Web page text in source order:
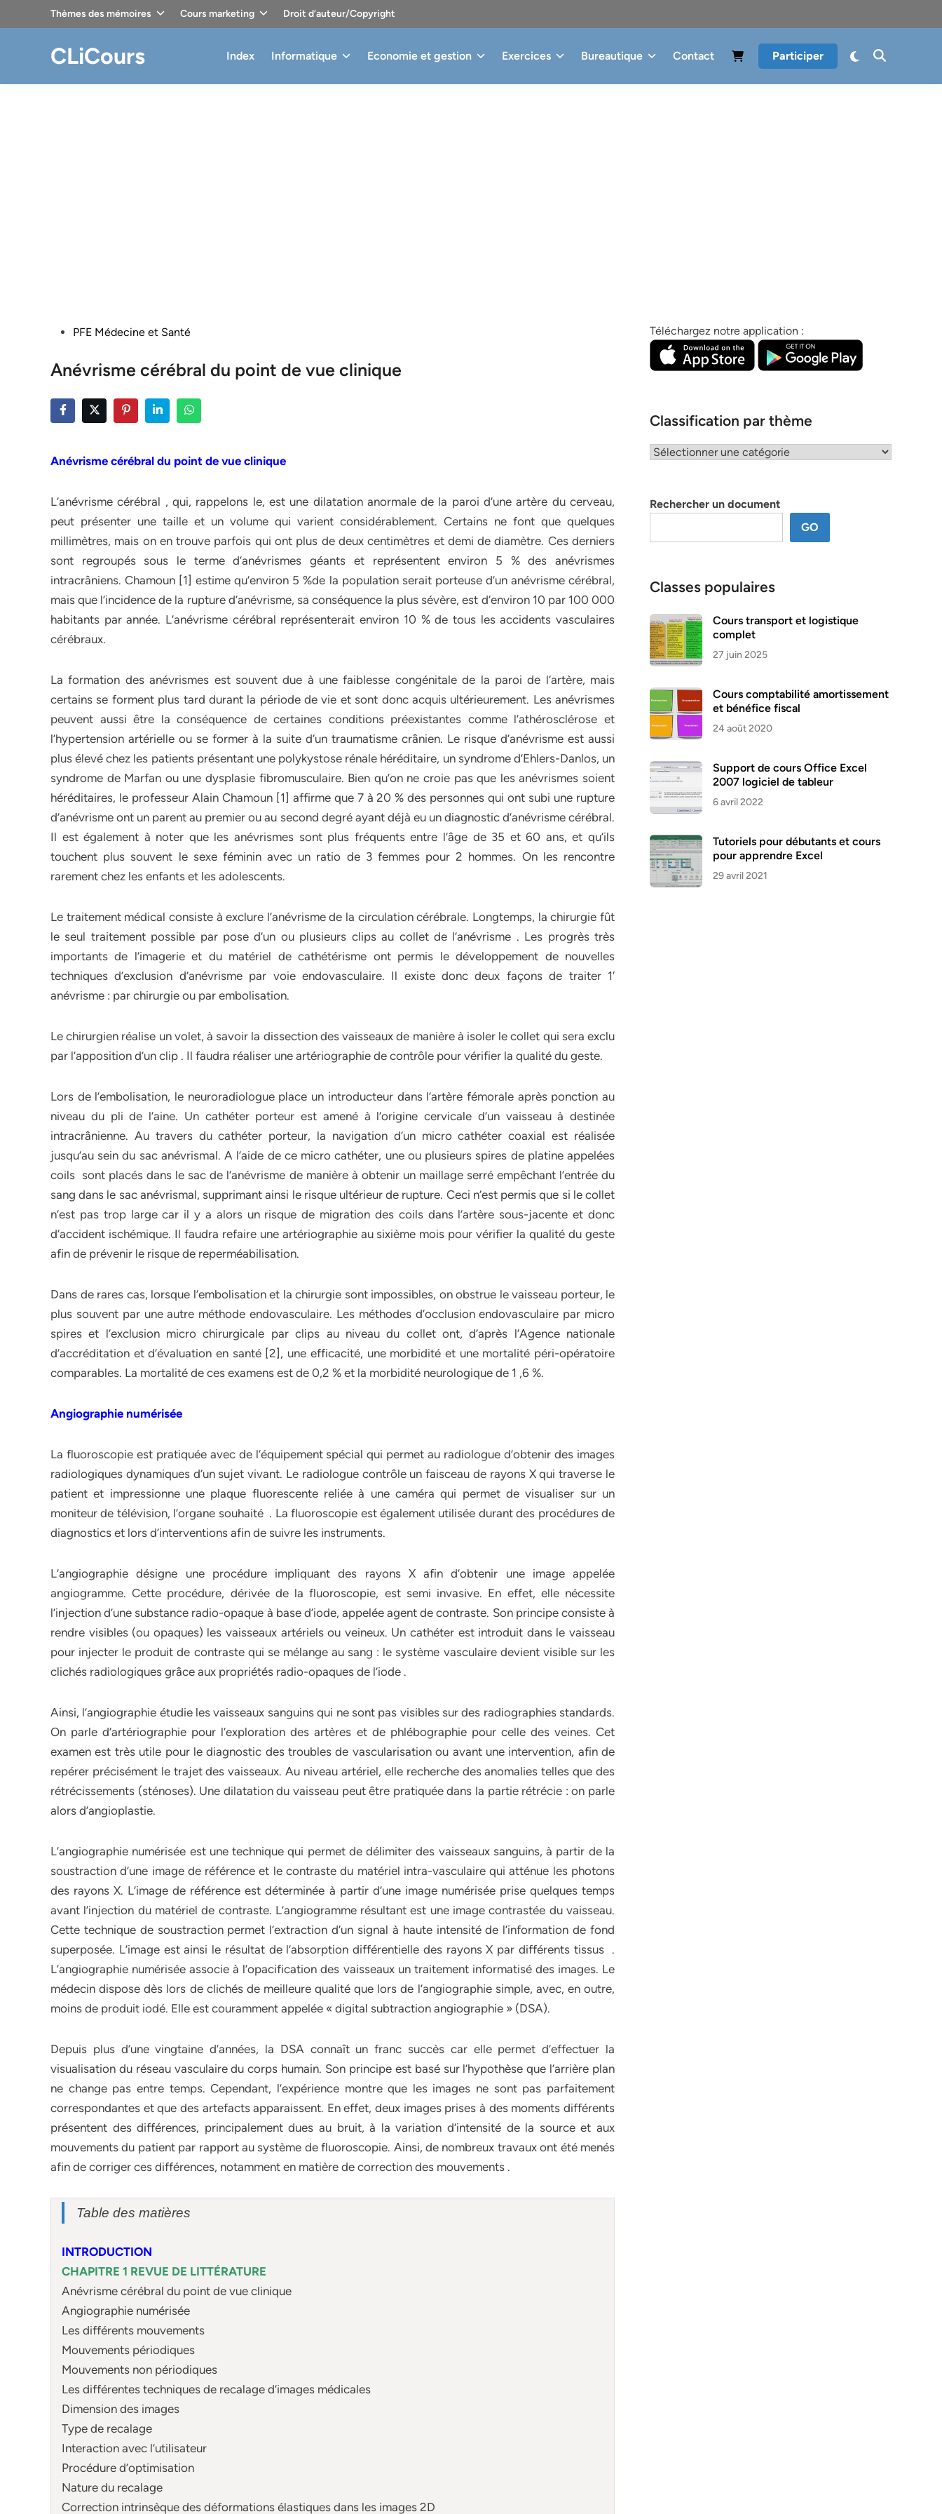
Thèmes des mémoires Cours marketing Droit d’auteur/Copyright
CLiCours Index Informatique Economie et gestion Exercices Bureautique Contact Participer
PostedPFE Médecine et Santé
Anévrisme cérébral du point de vue clinique
Anévrisme cérébral du point de vue clinique
L’anévrisme cérébral , qui, rappelons le, est une dilatation anormale de la paroi d’une artère du cerveau,
peut présenter une taille et un volume qui varient considérablement. Certains ne font que quelques
millimètres, mais on en trouve parfois qui ont plus de deux centimètres et demi de diamètre. Ces derniers
sont regroupés sous le terme d’anévrismes géants et représentent environ 5 % des anévrismes
intracrâniens. Chamoun [1] estime qu’environ 5 %de la population serait porteuse d’un anévrisme cérébral,
mais que l’incidence de la rupture d’anévrisme, sa conséquence la plus sévère, est d’environ 10 par 100 000
habitants par année. L’anévrisme cérébral représenterait environ 10 % de tous les accidents vasculaires
cérébraux.
La formation des anévrismes est souvent due à une faiblesse congénitale de la paroi de l’artère, mais
certains se forment plus tard durant la période de vie et sont donc acquis ultérieurement. Les anévrismes
peuvent aussi être la conséquence de certaines conditions préexistantes comme l’athérosclérose et
l’hypertension artérielle ou se former à la suite d’un traumatisme crânien. Le risque d’anévrisme est aussi
plus élevé chez les patients présentant une polykystose rénale héréditaire, un syndrome d’Ehlers-Danlos, un
syndrome de Marfan ou une dysplasie fibromusculaire. Bien qu’on ne croie pas que les anévrismes soient
héréditaires, le professeur Alain Chamoun [1] affirme que 7 à 20 % des personnes qui ont subi une rupture
d’anévrisme ont un parent au premier ou au second degré ayant déjà eu un diagnostic d’anévrisme cérébral.
Il est également à noter que les anévrismes sont plus fréquents entre l’âge de 35 et 60 ans, et qu’ils
touchent plus souvent le sexe féminin avec un ratio de 3 femmes pour 2 hommes. On les rencontre
rarement chez les enfants et les adolescents.
Le traitement médical consiste à exclure l’anévrisme de la circulation cérébrale. Longtemps, la chirurgie fût
le seul traitement possible par pose d’un ou plusieurs clips au collet de l’anévrisme . Les progrès très
importants de l’imagerie et du matériel de cathétérisme ont permis le développement de nouvelles
techniques d’exclusion d’anévrisme par voie endovasculaire. Il existe donc deux façons de traiter 1′
anévrisme : par chirurgie ou par embolisation.
Le chirurgien réalise un volet, à savoir la dissection des vaisseaux de manière à isoler le collet qui sera exclu
par l’apposition d’un clip . Il faudra réaliser une artériographie de contrôle pour vérifier la qualité du geste.
Lors de l’embolisation, le neuroradiologue place un introducteur dans l’artère fémorale après ponction au
niveau du pli de l’aine. Un cathéter porteur est amené à l’origine cervicale d’un vaisseau à destinée
intracrânienne. Au travers du cathéter porteur, la navigation d’un micro cathéter coaxial est réalisée
jusqu’au sein du sac anévrismal. A l’aide de ce micro cathéter, une ou plusieurs spires de platine appelées
coils sont placés dans le sac de l’anévrisme de manière à obtenir un maillage serré empêchant l’entrée du
sang dans le sac anévrismal, supprimant ainsi le risque ultérieur de rupture. Ceci n’est permis que si le collet
n’est pas trop large car il y a alors un risque de migration des coils dans l’artère sous-jacente et donc
d’accident ischémique. Il faudra refaire une artériographie au sixième mois pour vérifier la qualité du geste
afin de prévenir le risque de reperméabilisation.
Dans de rares cas, lorsque l’embolisation et la chirurgie sont impossibles, on obstrue le vaisseau porteur, le
plus souvent par une autre méthode endovasculaire. Les méthodes d’occlusion endovasculaire par micro
spires et l’exclusion micro chirurgicale par clips au niveau du collet ont, d’après l’Agence nationale
d’accréditation et d’évaluation en santé [2], une efficacité, une morbidité et une mortalité péri-opératoire
comparables. La mortalité de ces examens est de 0,2 % et la morbidité neurologique de 1 ,6 %.
Angiographie numérisée
La fluoroscopie est pratiquée avec de l’équipement spécial qui permet au radiologue d’obtenir des images
radiologiques dynamiques d’un sujet vivant. Le radiologue contrôle un faisceau de rayons X qui traverse le
patient et impressionne une plaque fluorescente reliée à une caméra qui permet de visualiser sur un
moniteur de télévision, l’organe souhaité . La fluoroscopie est également utilisée durant des procédures de
diagnostics et lors d’interventions afin de suivre les instruments.
L’angiographie désigne une procédure impliquant des rayons X afin d’obtenir une image appelée
angiogramme. Cette procédure, dérivée de la fluoroscopie, est semi invasive. En effet, elle nécessite
l’injection d’une substance radio-opaque à base d’iode, appelée agent de contraste. Son principe consiste à
rendre visibles (ou opaques) les vaisseaux artériels ou veineux. Un cathéter est introduit dans le vaisseau
pour injecter le produit de contraste qui se mélange au sang : le système vasculaire devient visible sur les
clichés radiologiques grâce aux propriétés radio-opaques de l’iode .
Ainsi, l’angiographie étudie les vaisseaux sanguins qui ne sont pas visibles sur des radiographies standards.
On parle d’artériographie pour l’exploration des artères et de phlébographie pour celle des veines. Cet
examen est très utile pour le diagnostic des troubles de vascularisation ou avant une intervention, afin de
repérer précisément le trajet des vaisseaux. Au niveau artériel, elle recherche des anomalies telles que des
rétrécissements (sténoses). Une dilatation du vaisseau peut être pratiquée dans la partie rétrécie : on parle
alors d’angioplastie.
L’angiographie numérisée est une technique qui permet de délimiter des vaisseaux sanguins, à partir de la
soustraction d’une image de référence et le contraste du matériel intra-vasculaire qui atténue les photons
des rayons X. L’image de référence est déterminée à partir d’une image numérisée prise quelques temps
avant l’injection du matériel de contraste. L’angiogramme résultant est une image contrastée du vaisseau.
Cette technique de soustraction permet l’extraction d’un signal à haute intensité de l’information de fond
superposée. L’image est ainsi le résultat de l’absorption différentielle des rayons X par différents tissus .
L’angiographie numérisée associe à l’opacification des vaisseaux un traitement informatisé des images. Le
médecin dispose dès lors de clichés de meilleure qualité que lors de l’angiographie simple, avec, en outre,
moins de produit iodé. Elle est couramment appelée « digital subtraction angiographie » (DSA).
Depuis plus d’une vingtaine d’années, la DSA connaît un franc succès car elle permet d’effectuer la
visualisation du réseau vasculaire du corps humain. Son principe est basé sur l’hypothèse que l’arrière plan
ne change pas entre temps. Cependant, l’expérience montre que les images ne sont pas parfaitement
correspondantes et que des artefacts apparaissent. En effet, deux images prises à des moments différents
présentent des différences, principalement dues au bruit, à la variation d’intensité de la source et aux
mouvements du patient par rapport au système de fluoroscopie. Ainsi, de nombreux travaux ont été menés
afin de corriger ces différences, notamment en matière de correction des mouvements .
Table des matières
INTRODUCTION
CHAPITRE 1 REVUE DE LITTÉRATURE
Anévrisme cérébral du point de vue clinique
Angiographie numérisée
Les différents mouvements
Mouvements périodiques
Mouvements non périodiques
Les différentes techniques de recalage d’images médicales
Dimension des images
Type de recalage
Interaction avec l’utilisateur
Procédure d’optimisation
Nature du recalage
Correction intrinsèque des déformations élastiques dans les images 2D
Téléchargez notre application :
Classification par thème
Classification
Rechercher un document
GO
Classes populaires
Cours transport et logistique
complet
27 juin 2025
Cours comptabilité amortissement
et bénéfice fiscal
24 août 2020
Support de cours Office Excel
2007 logiciel de tableur
6 avril 2022
Tutoriels pour débutants et cours
pour apprendre Excel
29 avril 2021